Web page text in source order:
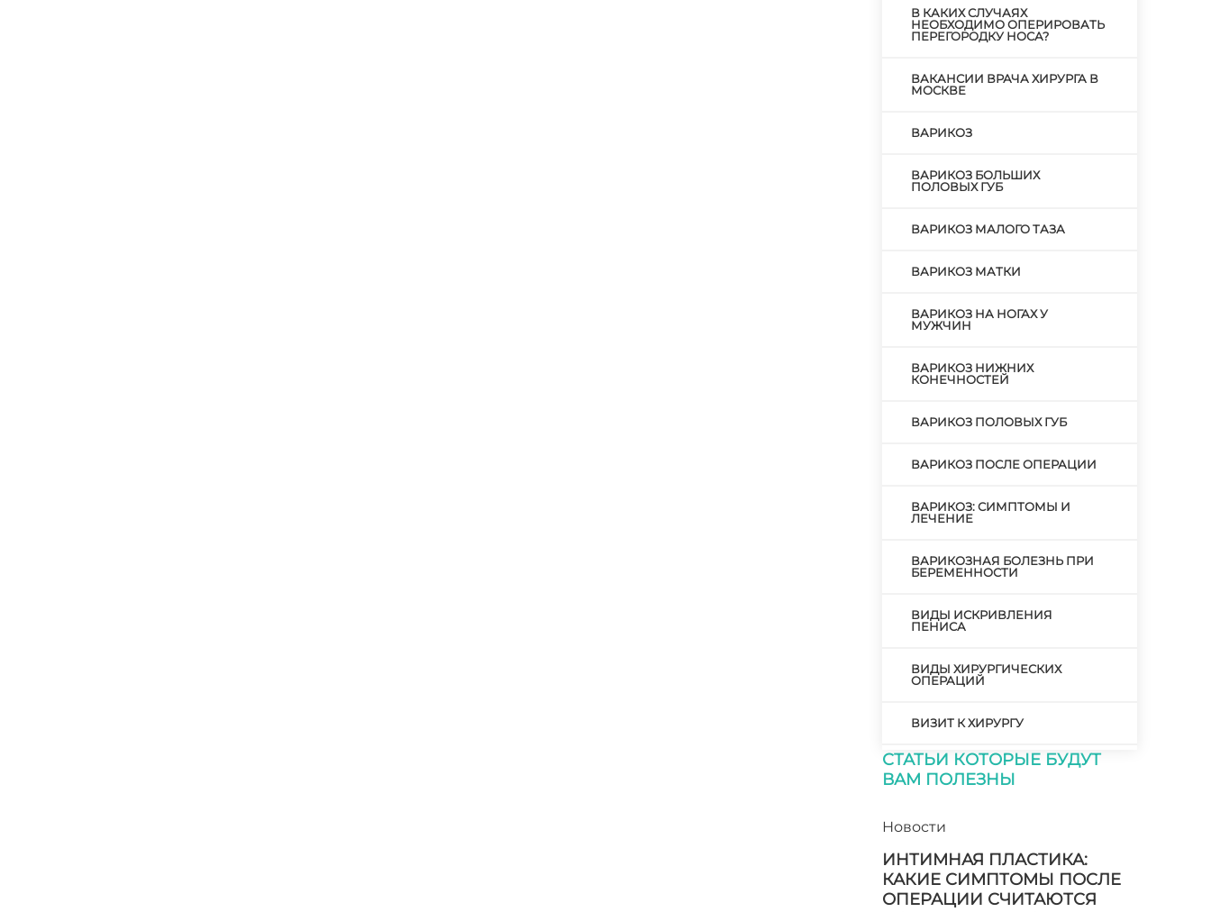
В КАКИХ СЛУЧАЯХ
НЕОБХОДИМО ОПЕРИРОВАТЬ
ПЕРЕГОРОДКУ НОСА?
ВАКАНСИИ ВРАЧА ХИРУРГА В
МОСКВЕ
ВАРИКОЗ
ВАРИКОЗ БОЛЬШИХ
ПОЛОВЫХ ГУБ
ВАРИКОЗ МАЛОГО ТАЗА
ВАРИКОЗ МАТКИ
ВАРИКОЗ НА НОГАХ У
МУЖЧИН
ВАРИКОЗ НИЖНИХ
КОНЕЧНОСТЕЙ
ВАРИКОЗ ПОЛОВЫХ ГУБ
ВАРИКОЗ ПОСЛЕ ОПЕРАЦИИ
ВАРИКОЗ: СИМПТОМЫ И
ЛЕЧЕНИЕ
ВАРИКОЗНАЯ БОЛЕЗНЬ ПРИ
БЕРЕМЕННОСТИ
ВИДЫ ИСКРИВЛЕНИЯ
ПЕНИСА
ВИДЫ ХИРУРГИЧЕСКИХ
ОПЕРАЦИЙ
ВИЗИТ К ХИРУРГУ
ВОЗМОЖНО ЛИ
ИСПРАВЛЕНИЕ Х-ОБРАЗНОЙ
КРИВИЗНЫ НОГ?
ВОЗНИКНОВЕНИЕ ВАРИКОЗА
ВРАЧ СТОМАТОЛОГ ХИРУРГ
СТАТЬИ КОТОРЫЕ БУДУТ
ВАМ ПОЛЕЗНЫ
Новости
ИНТИМНАЯ ПЛАСТИКА:
КАКИЕ СИМПТОМЫ ПОСЛЕ
ОПЕРАЦИИ СЧИТАЮТСЯ